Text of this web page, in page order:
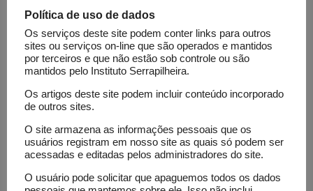
Column
Palm Trees
as Living
Archives:
Tracing
ancient
human-
nature
Connections
Política de uso de dados
Os serviços deste site podem conter links para outros
sites ou serviços on-line que são operados e mantidos
por terceiros e que não estão sob controle ou são
mantidos pelo Instituto Serrapilheira.
Os artigos deste site podem incluir conteúdo incorporado
de outros sites.
O site armazena as informações pessoais que os
usuários registram em nosso site as quais só podem ser
acessadas e editadas pelos administradores do site.
O usuário pode solicitar que apaguemos todos os dados